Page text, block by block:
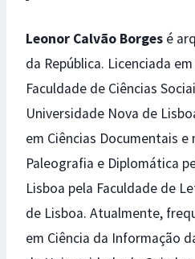
Leonor Calvão Borges é
da República. Licenciada
Faculdade de Ciências
Universidade Nova de
em Ciências Documentais
Paleografia e Diplomática
Lisboa pela Faculdade de
de Lisboa. Atualmente,
em Ciência da Informação